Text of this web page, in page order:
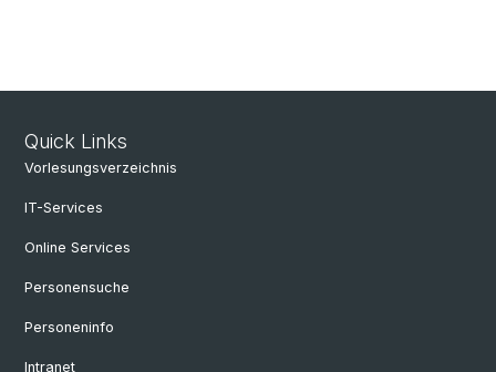
Quick Links
Vorlesungsverzeichnis
IT-Services
Online Services
Personensuche
Personeninfo
Intranet